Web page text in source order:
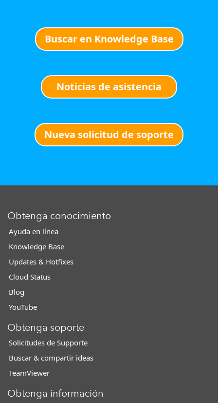
Buscar en Knowledge Base
Noticias de asistencia
Nueva solicitud de soporte
Obtenga conocimiento
Ayuda en línea
Knowledge Base
Updates & Hotfixes
Cloud Status
Blog
YouTube
Obtenga soporte
Solicitudes de Supporte
Buscar & compartir ideas
TeamViewer
Obtenga información